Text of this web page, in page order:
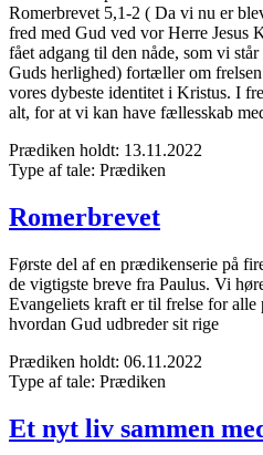
Romerbrevet 5,1-2 ( Da vi nu er
fred med Gud ved vor Herre Jesus
fået adgang til den nåde, som vi
Guds herlighed) fortæller om
vores dybeste identitet i Kristus. I
alt, for at vi kan have fællesskab
Prædiken holdt: 13.11.2022
Type af tale: Prædiken
Romerbrevet
Første del af en prædikenserie på
de vigtigste breve fra Paulus. Vi
Evangeliets kraft er til frelse for alle
hvordan Gud udbreder sit rige
Prædiken holdt: 06.11.2022
Type af tale: Prædiken
Et nyt liv sammen